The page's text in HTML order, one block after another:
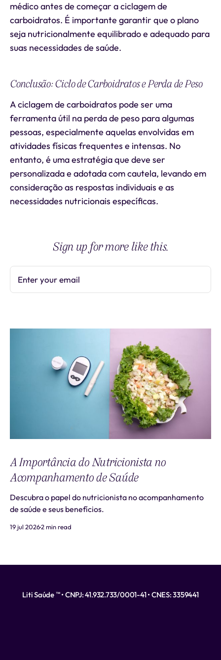
médico antes de começar a ciclagem de
carboidratos. É importante garantir que o plano
seja nutricionalmente equilibrado e adequado para
suas necessidades de saúde.
Conclusão: Ciclo de Carboidratos e Perda de Peso
A ciclagem de carboidratos pode ser uma
ferramenta útil na perda de peso para algumas
pessoas, especialmente aquelas envolvidas em
atividades físicas frequentes e intensas. No
entanto, é uma estratégia que deve ser
personalizada e adotada com cautela, levando em
consideração as respostas individuais e as
necessidades nutricionais específicas.
Sign up for more like this.
Enter your email
A Importância do Nutricionista no
Acompanhamento de Saúde
Descubra o papel do nutricionista no acompanhamento
de saúde e seus benefícios.
19 jul 20262 min read
Liti Saúde ™ • CNPJ: 41.932.733/0001-41 • CNES: 3359441